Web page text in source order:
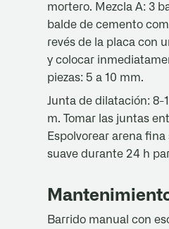
mortero. Mezcla A: 3
balde de cemento
revés de la placa con
y colocar
piezas: 5 a 10 mm.
Junta de dilatación: 8-
m. Tomar las juntas
Espolvorear arena
suave durante 24 h
Barrido manual con